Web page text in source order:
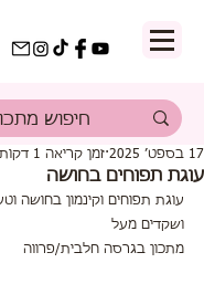
עוגת תפוחים בחושה
17 בספט׳ 2025 זמן קריאה 1 דקות
עוגת תפוחים וקינמון בחושה
ושקדים מעל
מתכון בגרסה חלבית/פרווה